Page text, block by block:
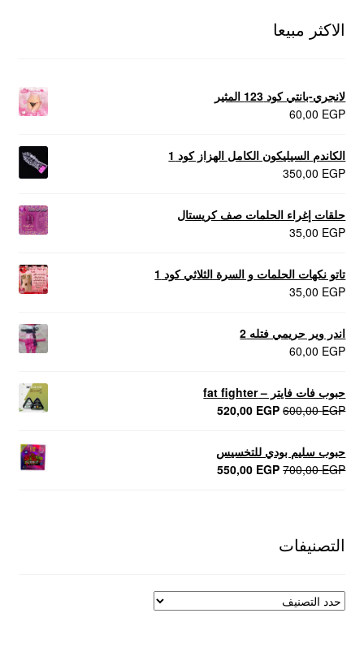
الاكثر مبيعا
لانجري-بانتي كود 123 المثير
60,00 EGP
الكاندم السيليكون الكامل الهزاز كود 1
350,00 EGP
حلقات إغراء الحلمات صف كريستال
35,00 EGP
تاتو نكهات الحلمات و السرة الثلاثي كود 1
35,00 EGP
اندر وير حريمي فتله 2
60,00 EGP
حبوب فات فايتر – fat fighter
600,00EGP
السعر
600,00 EGP.
520,00 EGP
السعر
520,00 EGP.
حبوب سليم بودي للتخسيس
700,00EGP
السعر550,00 EGP
السعر
التصنيفات